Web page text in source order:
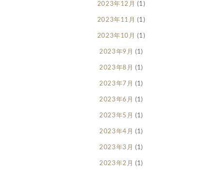
2023年12月 (1)
2023年11月 (1)
2023年10月 (1)
2023年9月 (1)
2023年8月 (1)
2023年7月 (1)
2023年6月 (1)
2023年5月 (1)
2023年4月 (1)
2023年3月 (1)
2023年2月 (1)